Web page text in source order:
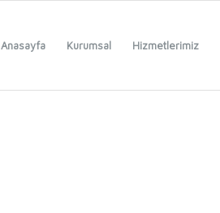
Anasayfa Kurumsal Hizmetlerimiz